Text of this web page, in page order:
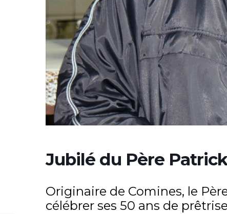
Jubilé du Père
Originaire de Comines, le
célébrer ses 50 ans de